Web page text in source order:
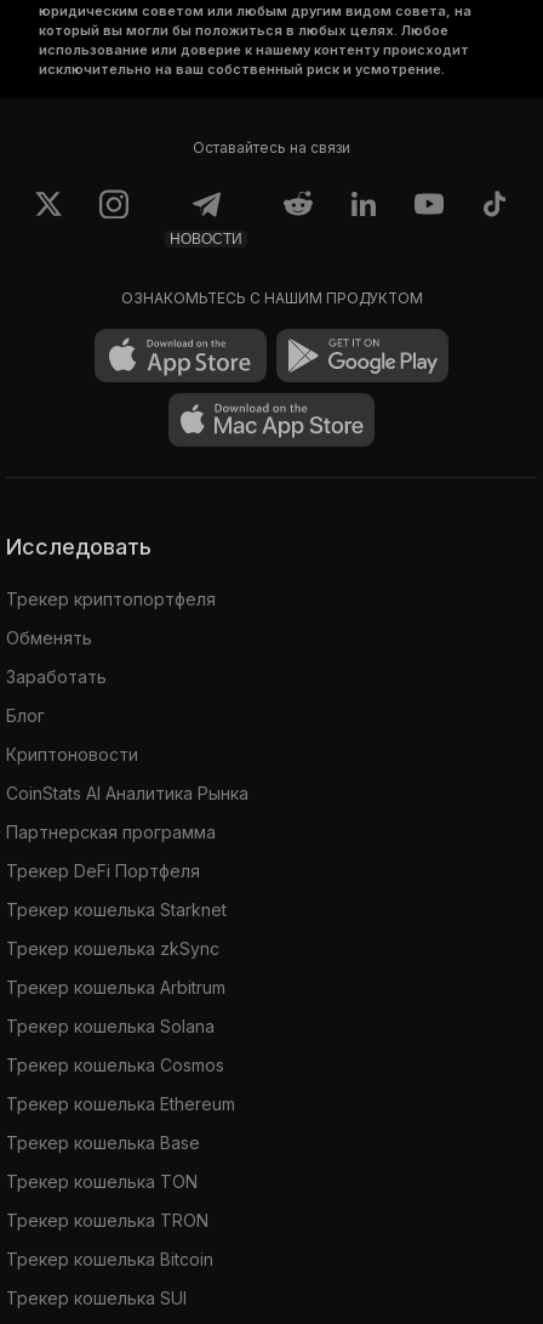
юридическим советом или любым другим видом совета, на
который вы могли бы положиться в любых целях. Любое
использование или доверие к нашему контенту происходит
исключительно на ваш собственный риск и усмотрение.
Оставайтесь на связи
НОВОСТИ
ОЗНАКОМЬТЕСЬ С НАШИМ ПРОДУКТОМ
Исследовать
Трекер криптопортфеля
Обменять
Заработать
Блог
Криптоновости
CoinStats AI Аналитика Рынка
Партнерская программа
Трекер DeFi Портфеля
Трекер кошелька Starknet
Трекер кошелька zkSync
Трекер кошелька Arbitrum
Трекер кошелька Solana
Трекер кошелька Cosmos
Трекер кошелька Ethereum
Трекер кошелька Base
Трекер кошелька TON
Трекер кошелька TRON
Трекер кошелька Bitcoin
Трекер кошелька SUI